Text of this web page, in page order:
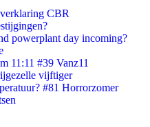
CBR
powerplant day incoming?
11:11 #39 Vanz11
vijftiger
#81 Horrorzomer